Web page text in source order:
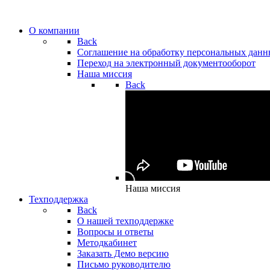
О компании
Back
Cоглашение на обработку персональных
Переход на электронный документооборот
Наша миссия
Back
Наша миссия
Техподдержка
Back
О нашей техподдержке
Вопросы и ответы
Методкабинет
Заказать Демо версию
Письмо руководителю